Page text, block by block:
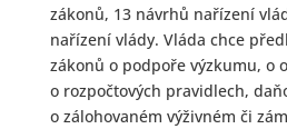
zákonů, 13 návrhů nařízení
nařízení vlády. Vláda chce
zákonů o podpoře výzkumu, o
o rozpočtových pravidlech,
o zálohovaném výživném či